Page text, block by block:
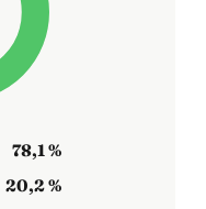
78,1 %
20,2 %